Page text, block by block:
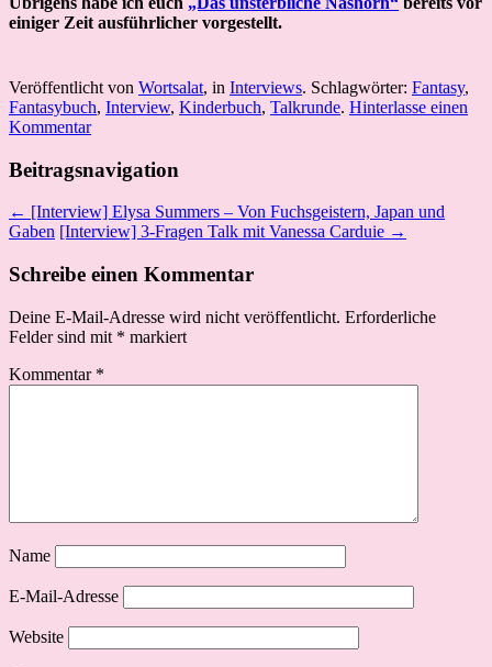
einiger Zeit ausführlicher vorgestellt.
Veröffentlicht von Wortsalat, in Interviews. Schlagwörter: Fantasy,
Fantasybuch, Interview, Kinderbuch, Talkrunde. Hinterlasse einen
Kommentar
Beitragsnavigation
← [Interview] Elysa Summers – Von Fuchsgeistern, Japan und
Gaben [Interview] 3-Fragen Talk mit Vanessa Carduie →
Schreibe einen Kommentar
Deine E-Mail-Adresse wird nicht veröffentlicht. Erforderliche
Felder sind mit * markiert
Kommentar *
Name
E-Mail-Adresse
Website